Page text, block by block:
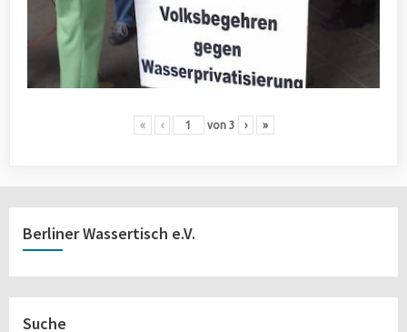
« ‹ von 3 › »
Berliner Wassertisch e.V.
Suche